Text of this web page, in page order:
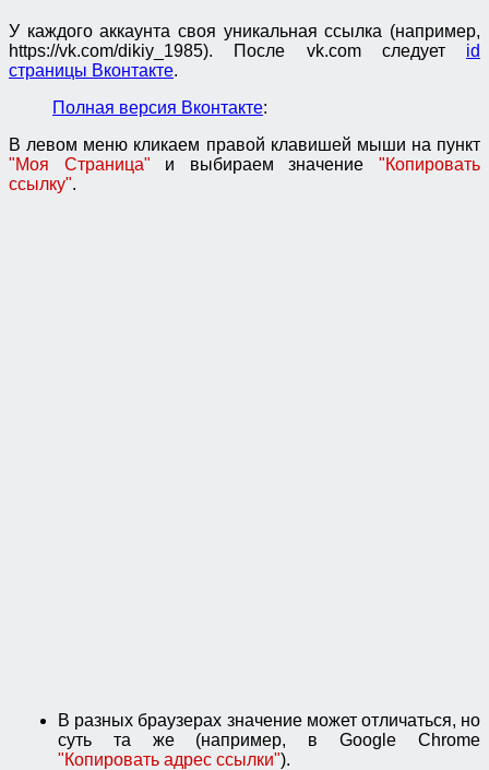
У каждого аккаунта своя уникальная ссылка (например,
https://vk.com/dikiy_1985). После vk.com следует id
страницы Вконтакте.
Полная версия Вконтакте:
В левом меню кликаем правой клавишей мыши на пункт
"Моя Страница" и выбираем значение"Копировать
ссылку".
В разных браузерах значение может отличаться, но
суть та же (например, в Google Chrome
"Копировать адрес ссылки").